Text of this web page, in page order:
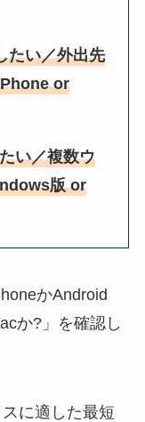
たい／外出先
or
い／複数ウ
版 or
かAndroid
か?」を確認し
に適した最短